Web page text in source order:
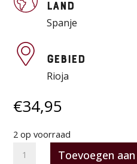
Land
Spanje
Gebied
Rioja
€34,95
2 op voorraad
López
Toevoegen